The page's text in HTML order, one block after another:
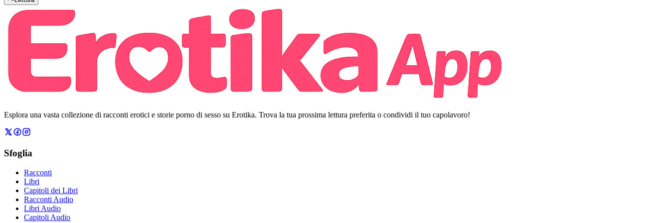
Esplora una vasta collezione di racconti erotici e storie porno di sesso su Erotika. Trova la tua prossima lettura preferita o condividi il tuo capolavoro!
Sfoglia
Racconti
Libri
Capitoli dei Libri
Racconti Audio
Libri Audio
Capitoli Audio